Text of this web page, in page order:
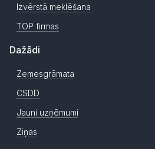
Izvērstā meklēšana
TOP firmas
Dažādi
Zemesgrāmata
CSDD
Jauni uzņēmumi
Ziņas